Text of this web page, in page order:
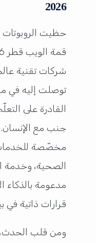
2026
حظيت
شركات تقنية
توصلت إليه في
القادرة على
جنب مع
مخصّصة للخدمات
الصحية، وخدمة
مدعومة بالذكاء
قرارات ذاتية في
ومن قلب